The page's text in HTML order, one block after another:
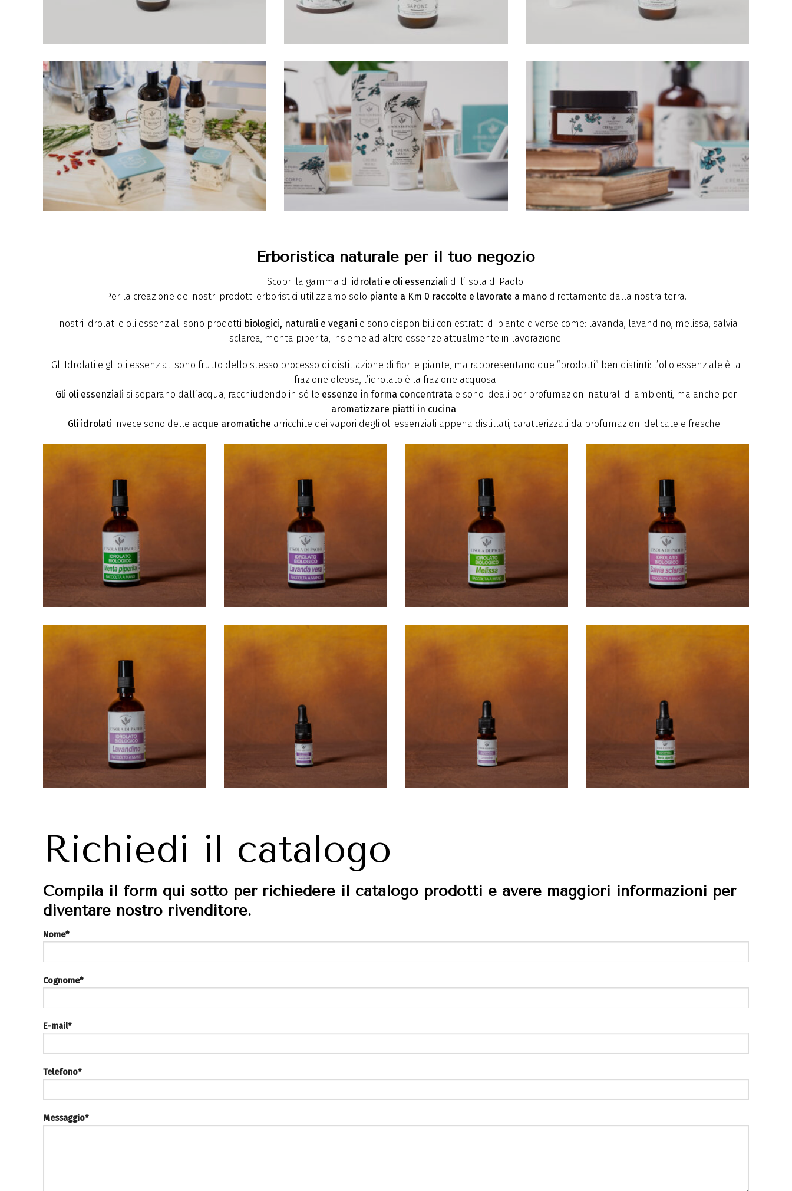
Erboristica naturale per il tuo negozio
Scopri la gamma di idrolati e oli essenziali di l’Isola di Paolo.
Per la creazione dei nostri prodotti erboristici utilizziamo solo piante a Km 0 raccolte e lavorate a mano direttamente dalla nostra terra.
I nostri idrolati e oli essenziali sono prodotti biologici, naturali e vegani e sono disponibili con estratti di piante diverse come: lavanda, lavandino, melissa, salvia
sclarea, menta piperita, insieme ad altre essenze attualmente in lavorazione.
Gli Idrolati e gli oli essenziali sono frutto dello stesso processo di distillazione di fiori e piante, ma rappresentano due “prodotti” ben distinti: l’olio essenziale è la
frazione oleosa, l’idrolato è la frazione acquosa.
Gli oli essenziali si separano dall’acqua, racchiudendo in sé le essenze in forma concentratae sono ideali per profumazioni naturali di ambienti, ma anche per
aromatizzare piatti in cucina.
Gli idrolati invece sono delle acque aromatiche arricchite dei vapori degli oli essenziali appena distillati, caratterizzati da profumazioni delicate e fresche.
Richiedi il catalogo
Compila il form qui sotto per richiedere il catalogo prodotti e avere maggiori informazioni per
diventare nostro rivenditore.
Nome*
Cognome*
E-mail*
Telefono*
Messaggio*